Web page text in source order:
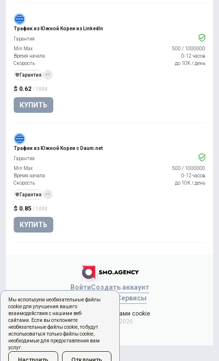
Мы используем необязательные файлы
cookie для улучшения вашего
взаимодействия с нашими веб-
сайтами. Если вы отклоняете
необязательные файлы cookie, то будут
использоваться только файлы cookie,
необходимые для предоставления вам
услуг.
Трафик из Южной Кореи из LinkedIn
$ 0.62 / 1000
КУПИТЬ
Гарантия
Min Max
500 / 1000000
Время начала
0-12 часов
Скорость
до 10К / день
️🛡️ Гарантия +1
Трафик из Южной Кореи с Daum.net
$ 0.85 / 1000
КУПИТЬ
Гарантия
Min Max
500 / 1000000
Время начала
0-12 часов
Скорость
до 10К / день
️🛡️ Гарантия +1
ВойтиСоздать аккаунт
Новый заказ
Сервисы
Управление файлами cookie
Copyright © 2026